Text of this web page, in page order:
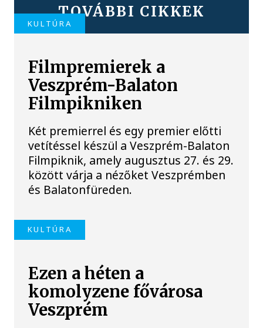
TOVÁBBI CIKKEK
KULTÚRA
Filmpremierek a
Veszprém-Balaton
Filmpikniken
Két premierrel és egy premier előtti
vetítéssel készül a Veszprém-Balaton
Filmpiknik, amely augusztus 27. és 29.
között várja a nézőket Veszprémben
és Balatonfüreden.
KULTÚRA
Ezen a héten a
komolyzene fővárosa
Veszprém